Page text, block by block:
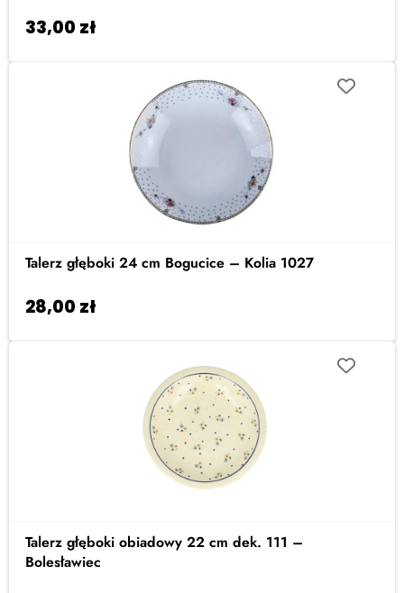
33,00 zł
Talerz głęboki 24 cm Bogucice – Kolia 1027
28,00 zł
Talerz głęboki obiadowy 22 cm dek. 111 –
Bolesławiec